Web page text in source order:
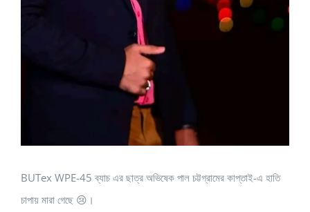
BUTex WPE-45 ব্যাচ এর ছাত্র অভিষেক পাল চট্টগ্রামের কাপ্তাই-এ হাতি
চাপায় মারা গেছে 😢।